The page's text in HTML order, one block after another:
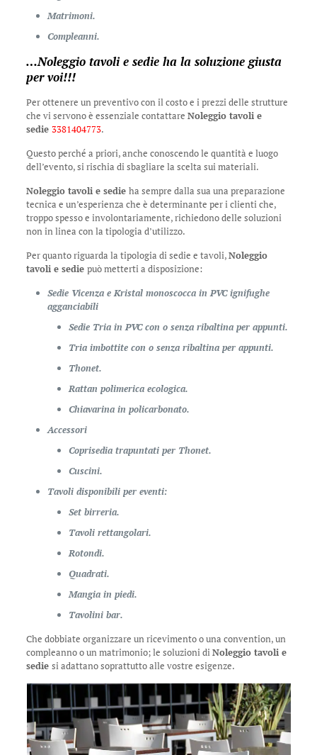
Matrimoni.
Compleanni.
…Noleggio tavoli e sedie ha la soluzione giusta
per voi!!!
Per ottenere un preventivo con il costo e i prezzi delle strutture
che vi servono è essenziale contattare Noleggio tavoli e
sedie 3381404773.
Questo perché a priori, anche conoscendo le quantità e luogo
dell’evento, si rischia di sbagliare la scelta sui materiali.
Noleggio tavoli e sedie ha sempre dalla sua una preparazione
tecnica e un’esperienza che è determinante per i clienti che,
troppo spesso e involontariamente, richiedono delle soluzioni
non in linea con la tipologia d’utilizzo.
Per quanto riguarda la tipologia di sedie e tavoli,Noleggio
tavoli e sedie può metterti a disposizione:
Sedie Vicenza e Kristal monoscocca in PVC ignifughe
agganciabili
Sedie Tria in PVC con o senza ribaltina per appunti.
Tria imbottite con o senza ribaltina per appunti.
Thonet.
Rattan polimerica ecologica.
Chiavarina in policarbonato.
Accessori
Coprisedia trapuntati per Thonet.
Cuscini.
Tavoli disponibili per eventi:
Set birreria.
Tavoli rettangolari.
Rotondi.
Quadrati.
Mangia in piedi.
Tavolini bar.
Che dobbiate organizzare un ricevimento o una convention, un
compleanno o un matrimonio; le soluzioni di Noleggio tavoli e
sedie si adattano soprattutto alle vostre esigenze.